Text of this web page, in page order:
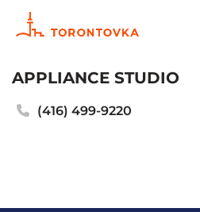
APPLIANCE STUDIO
(416) 499-9220